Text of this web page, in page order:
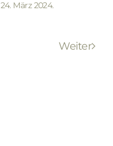
24. März 2024.
Weiter